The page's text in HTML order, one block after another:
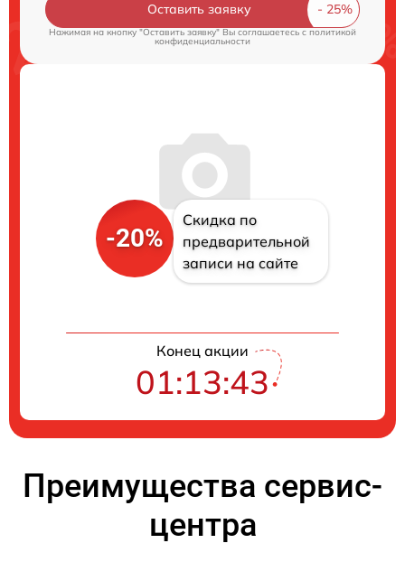
Оставить заявку
Нажимая на кнопку "Оставить заявку" Вы соглашаетесь cполитикой
конфиденциальности
-20%
Скидка по
предварительной
записи на сайте
Конец акции
01:13:42
Преимущества сервис-
центра